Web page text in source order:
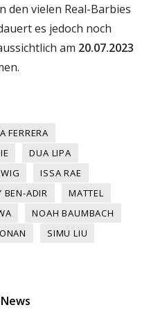
den vielen Real-Barbies
es jedoch noch
am 20.07.2023
FERRERA
DUA LIPA
ISSA RAE
BEN-ADIR
MATTEL
NOAH BAUMBACH
SIMU LIU